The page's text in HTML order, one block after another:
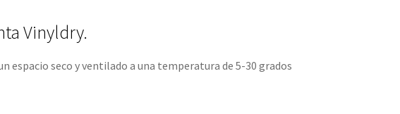
Vinyldry.
espacio seco y ventilado a una temperatura de 5-30 grados